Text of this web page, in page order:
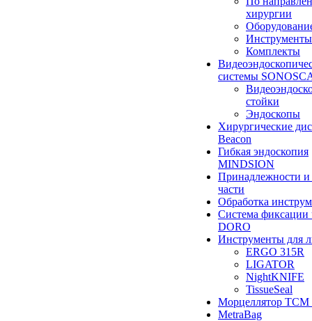
хирургии
Инструменты
Комплекты
системы
стойки
Эндоскопы
Хирургические
Beacon
Гибкая эндоскопия
MINDSION
Принадлежности и
части
Обработка
Система фиксации
DORO
Инструменты для
ERGO 315R
LIGATOR
NightKNIFE
TissueSeal
Морцеллятор ТСМ
MetraBag